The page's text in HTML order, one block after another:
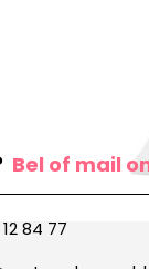
Bel of mail
84 77